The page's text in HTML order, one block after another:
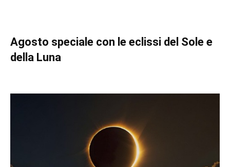
Agosto speciale con le eclissi del Sole e
della Luna